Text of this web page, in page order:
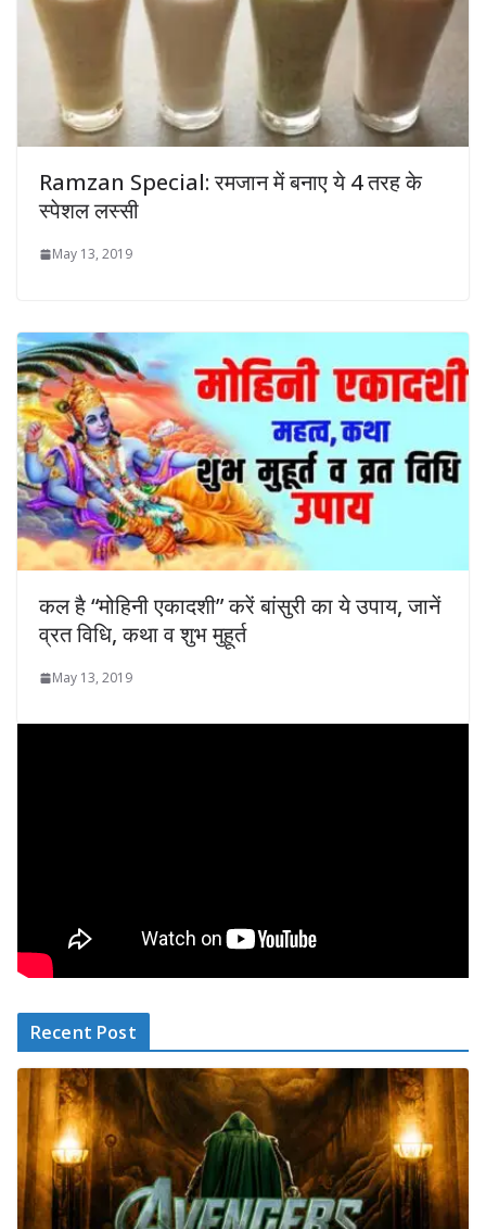
Ramzan Special: रमजान में बनाए ये 4 तरह के
स्पेशल लस्सी
May 13, 2019
कल है “मोहिनी एकादशी” करें बांसुरी का ये उपाय, जानें
व्रत विधि, कथा व शुभ मुहूर्त
May 13, 2019
Recent Post